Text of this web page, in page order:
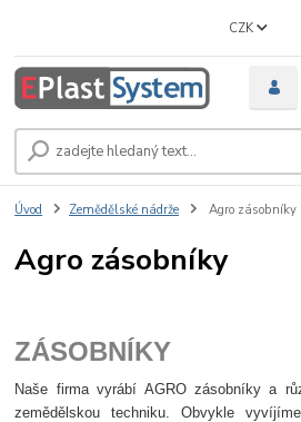
CZK
Úvod Zemědělské nádrže Agro zásobníky
Agro zásobníky
ZÁSOBNÍKY
Naše firma vyrábí AGRO zásobníkya
zemědělskou techniku. Obvykle